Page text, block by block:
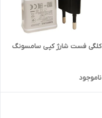
کلگی فست شارژ کپی سامسونگ
ناموجود